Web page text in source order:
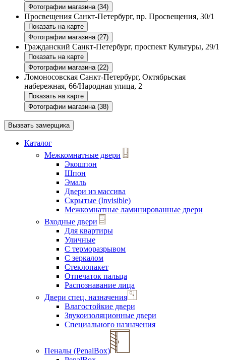
Фотографии магазина (34)
Просвещения Санкт-Петербург, пр. Просвещения, 30/1
Показать на карте
Фотографии магазина (27)
Гражданский Санкт-Петербург, проспект Культуры, 29/1
Показать на карте
Фотографии магазина (22)
Ломоносовская Санкт-Петербург, Октябрьская
набережная, 66/Народная улица, 2
Показать на карте
Фотографии магазина (38)
Вызвать замерщика
Каталог
Межкомнатные двери
Экошпон
Шпон
Эмаль
Двери из массива
Скрытые (Invisible)
Межкомнатные ламинированные двери
Входные двери
Для квартиры
Уличные
С терморазрывом
С зеркалом
Стеклопакет
Отпечаток пальца
Распознавание лица
Двери спец. назначения
Влагостойкие двери
Звукоизоляционные двери
Специального назначения
Пеналы (PenalBox)